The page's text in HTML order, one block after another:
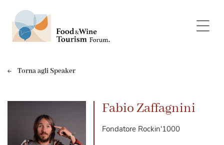
Torna agli Speaker
Fabio Zaffagnini
Fondatore Rockin'1000